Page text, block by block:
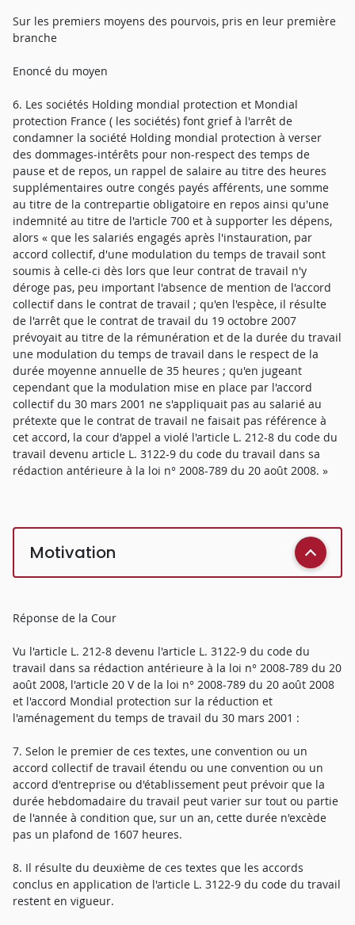
Sur les premiers moyens des pourvois, pris en leur première
branche
Enoncé du moyen
6. Les sociétés Holding mondial protection et Mondial
protection France ( les sociétés) font grief à l'arrêt de
condamner la société Holding mondial protection à verser
des dommages-intérêts pour non-respect des temps de
pause et de repos, un rappel de salaire au titre des heures
supplémentaires outre congés payés afférents, une somme
au titre de la contrepartie obligatoire en repos ainsi qu'une
indemnité au titre de l'article 700 et à supporter les dépens,
alors « que les salariés engagés après l'instauration, par
accord collectif, d'une modulation du temps de travail sont
soumis à celle-ci dès lors que leur contrat de travail n'y
déroge pas, peu important l'absence de mention de l'accord
collectif dans le contrat de travail ; qu'en l'espèce, il résulte
de l'arrêt que le contrat de travail du 19 octobre 2007
prévoyait au titre de la rémunération et de la durée du travail
une modulation du temps de travail dans le respect de la
durée moyenne annuelle de 35 heures ; qu'en jugeant
cependant que la modulation mise en place par l'accord
collectif du 30 mars 2001 ne s'appliquait pas au salarié au
prétexte que le contrat de travail ne faisait pas référence à
cet accord, la cour d'appel a violé l'article L. 212-8 du code du
travail devenu article L. 3122-9 du code du travail dans sa
rédaction antérieure à la loi n° 2008-789 du 20 août 2008. »
Motivation
Réponse de la Cour
Vu l'article L. 212-8 devenu l'article L. 3122-9 du code du
travail dans sa rédaction antérieure à la loi n° 2008-789 du 20
août 2008, l'article 20 V de la loi n° 2008-789 du 20 août 2008
et l'accord Mondial protection sur la réduction et
l'aménagement du temps de travail du 30 mars 2001 :
7. Selon le premier de ces textes, une convention ou un
accord collectif de travail étendu ou une convention ou un
accord d'entreprise ou d'établissement peut prévoir que la
durée hebdomadaire du travail peut varier sur tout ou partie
de l'année à condition que, sur un an, cette durée n'excède
pas un plafond de 1607 heures.
8. Il résulte du deuxième de ces textes que les accords
conclus en application de l'article L. 3122-9 du code du travail
restent en vigueur.